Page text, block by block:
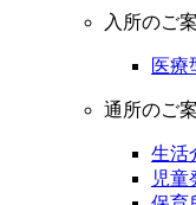
入所のご
医療
通所のご
生活
児童